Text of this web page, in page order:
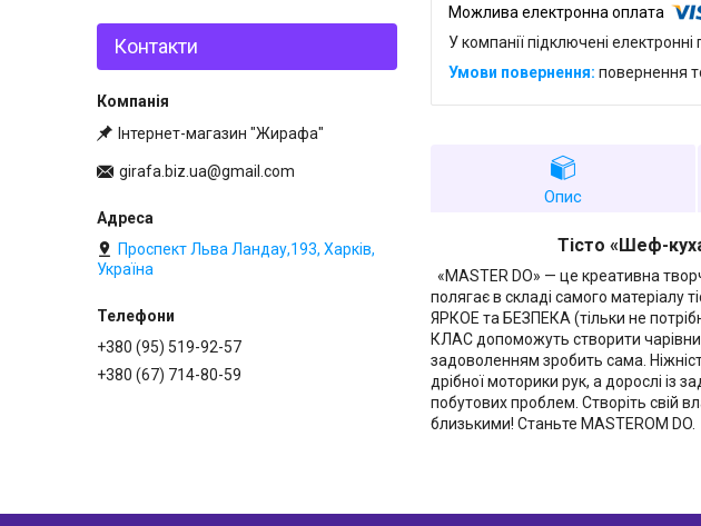
У компанії підключені
повернення
Опис
Тісто «Шеф-
«MASTER DO» — це креативна
полягає в складі самого
ЯРКОЕ та БЕЗПЕКА (тільки не
КЛАС допоможуть створити чарівний
задоволенням зробить сама.
дрібної моторики рук, а дорослі із
побутових проблем. Створіть свій
близькими! Станьте MASTEROM DO.
Контакти
Інтернет-магазин "Жирафа"
girafa.biz.ua@gmail.com
Проспект Льва Ландау,193, Харків,
Україна
+380 (95) 519-92-57
+380 (67) 714-80-59